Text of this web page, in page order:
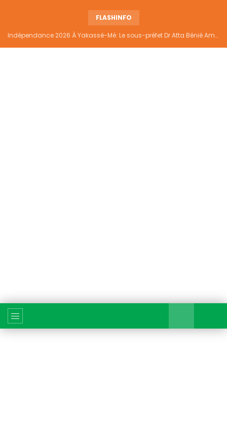
FLASHINFO
Indépendance 2026 À Yakassé-Mé: Le sous-préfet Dr Atta Bénié Amédé appelle à l’unité, à la sécurité et au développement